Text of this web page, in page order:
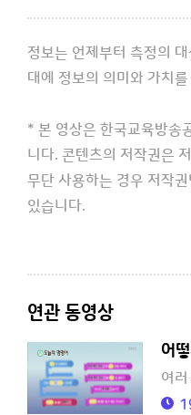
정보는 언제부터 측정의
대에 정보의 의미와 가치
* 본 영상은 한국교육방송
니다. 콘텐츠의 저작권은
무단 사용하는 경우 저작
있습니다.
연관 동영상
어